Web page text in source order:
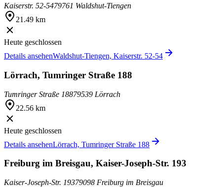
Kaiserstr. 52-5479761 Waldshut-Tiengen
21.49 km
Heute geschlossen
Details ansehenWaldshut-Tiengen, Kaiserstr. 52-54
Lörrach, Tumringer Straße 188
Tumringer Straße 18879539 Lörrach
22.56 km
Heute geschlossen
Details ansehenLörrach, Tumringer Straße 188
Freiburg im Breisgau, Kaiser-Joseph-Str. 193
Kaiser-Joseph-Str. 19379098 Freiburg im Breisgau